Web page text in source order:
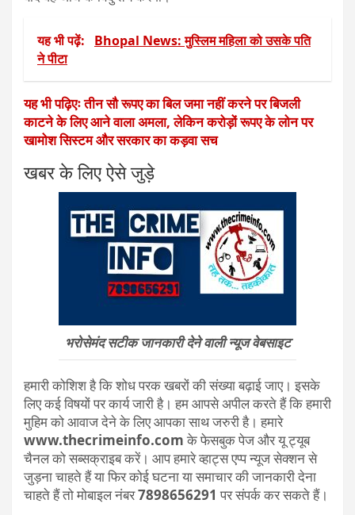
यह भी पढ़ें:
Bhopal News: मुस्लिम महिला को उसके पति
ने पीटा
यह भी पढ़िएः तीन सौ रूपए का बिल जमा नहीं करने पर बिजली
काटने के लिए आने वाला अमला, लेकिन करोड़ों रूपए के लोन पर
खामोश सिस्टम और सरकार का कड़वा सच
खबर के लिए ऐसे जुड़े
भरोसेमंद सटीक जानकारी देने वाली न्यूज वेबसाइट
हमारी कोशिश है कि शोध परक खबरों की संख्या बढ़ाई जाए। इसके
लिए कई विषयों पर कार्य जारी है। हम आपसे अपील करते हैं कि हमारी
मुहिम को आवाज देने के लिए आपका साथ जरुरी है। हमारे
www.thecrimeinfo.comके फेसबुक पेज और यू ट्यूब
चैनल को सब्सक्राइब करें। आप हमारे व्हाट्स एप्प न्यूज सेक्शन से
जुड़ना चाहते हैं या फिर कोई घटना या समाचार की जानकारी देना
चाहते हैं तो मोबाइल नंबर7898656291 पर संपर्क कर सकते हैं।